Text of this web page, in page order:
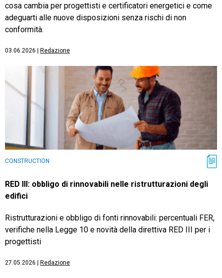
cosa cambia per progettisti e certificatori energetici e come
adeguarti alle nuove disposizioni senza rischi di non
conformità.
03.06.2026 | Redazione
CONSTRUCTION
RED III: obbligo di rinnovabili nelle ristrutturazioni degli
edifici
Ristrutturazioni e obbligo di fonti rinnovabili: percentuali FER,
verifiche nella Legge 10 e novità della direttiva RED III per i
progettisti
27.05.2026 | Redazione